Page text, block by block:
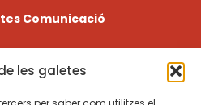
les galetes
Comunicació
l’Ebre.